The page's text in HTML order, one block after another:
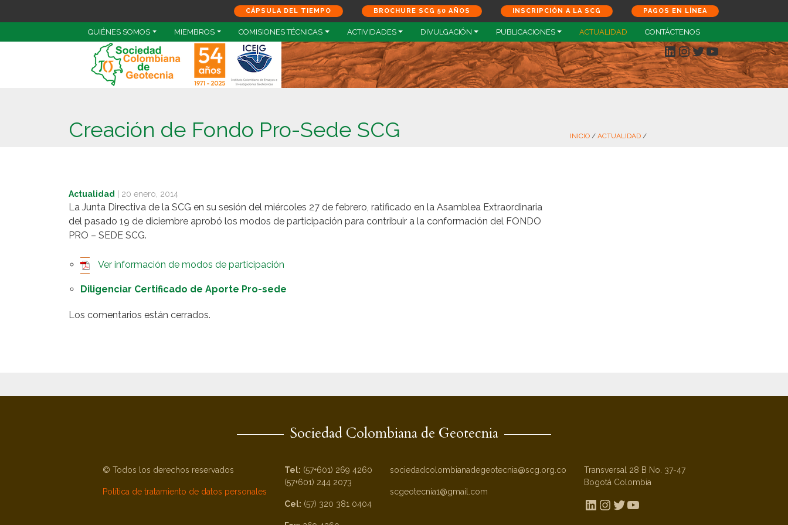
CÁPSULA DEL TIEMPO BROCHURE SCG 50 AÑOS INSCRIPCIÓN A LA SCG PAGOS EN LÍNEA
QUIÉNES SOMOS MIEMBROS COMISIONES TÉCNICAS ACTIVIDADES DIVULGACIÓN PUBLICACIONES ACTUALIDAD CONTÁCTENOS
LinkedIn
Instagram
Twitter
YouTube
Creación de Fondo Pro-Sede SCG INICIO / ACTUALIDAD /
Actualidad 20 enero, 2014
La Junta Directiva de la SCG en su sesión del miércoles 27 de febrero, ratificado en la Asamblea Extraordinaria
del pasado 19 de diciembre aprobó los modos de participación para contribuir a la conformación del FONDO
PRO – SEDE SCG.
Ver información de modos de participación
Diligenciar Certificado de Aporte Pro-sede
Los comentarios están cerrados.
Sociedad Colombiana de Geotecnia
© Todos los derechos reservados
Política de tratamiento de datos personales
Tel: (57+601) 269 4260
(57+601) 244 2073
Cel: (57) 320 381 0404
sociedadcolombianadegeotecnia@scg.org.co
scgeotecnia1@gmail.com
Transversal 28 B No. 37-47
Bogotá Colombia
LinkedIn
Instagram
Twitter
YouTube